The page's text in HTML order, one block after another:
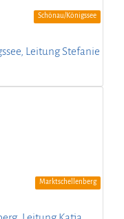
Schönau/Königssee
Leitung Stefanie
Marktschellenberg